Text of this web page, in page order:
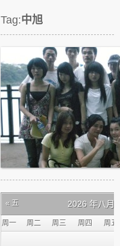
Tag:中旭
2010年中旭
2026 年八月
周一 周二 周三 周四 周五
« 五